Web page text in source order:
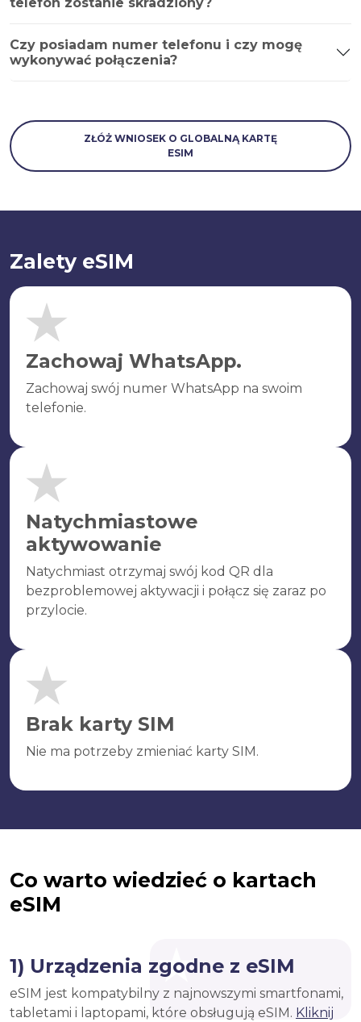
Czy posiadam numer telefonu i czy mogę
wykonywać połączenia?
ZŁÓŻ WNIOSEK O GLOBALNĄ KARTĘ
ESIM
Zalety eSIM
Zachowaj WhatsApp.
Zachowaj swój numer WhatsApp na swoim
telefonie.
Natychmiastowe
aktywowanie
Natychmiast otrzymaj swój kod QR dla
bezproblemowej aktywacji i połącz się zaraz po
przylocie.
Brak karty SIM
Nie ma potrzeby zmieniać karty SIM.
Co warto wiedzieć o kartach
eSIM
1) Urządzenia zgodne z eSIM
eSIM jest kompatybilny z najnowszymi smartfonami,
tabletami i laptopami, które obsługują eSIM. Kliknij